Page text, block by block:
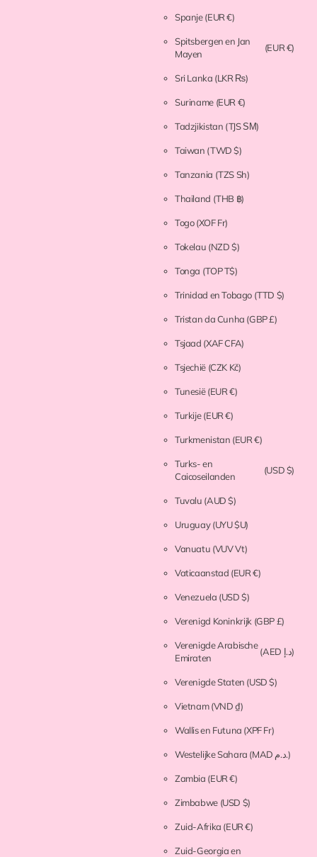
Spanje(EUR €)
Spitsbergen en Jan
Mayen
(EUR €)
Sri Lanka (LKR ₨)
Suriname (EUR €)
Tadzjikistan (TJS ЅМ)
Taiwan (TWD $)
Tanzania (TZS Sh)
Thailand (THB ฿)
Togo(XOF Fr)
Tokelau (NZD $)
Tonga (TOP T$)
Trinidad en Tobago (TTD $)
Tristan da Cunha (GBP £)
Tsjaad (XAF CFA)
Tsjechië (CZK Kč)
Tunesië(EUR €)
Turkije(EUR €)
Turkmenistan (EUR €)
Turks- en
Caicoseilanden
(USD $)
Tuvalu (AUD $)
Uruguay(UYU $U)
Vanuatu (VUV Vt)
Vaticaanstad (EUR €)
Venezuela (USD $)
Verenigd Koninkrijk (GBP £)
Verenigde Arabische
Emiraten
(AED د.إ)
Verenigde Staten (USD $)
Vietnam(VND ₫)
Wallis en Futuna (XPF Fr)
Westelijke Sahara (MAD د.م.)
Zambia (EUR €)
Zimbabwe (USD $)
Zuid-Afrika (EUR €)
Zuid-Georgia en